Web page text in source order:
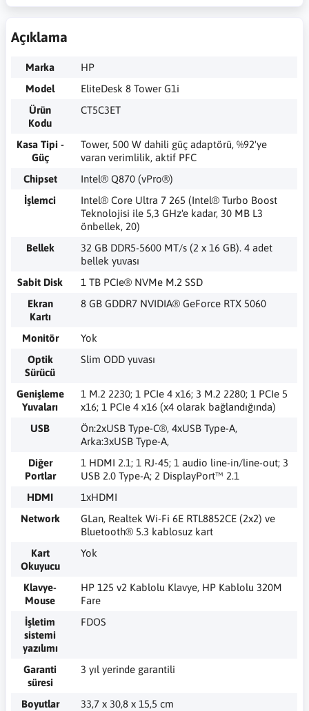
Açıklama
Marka
HP
Model
EliteDesk 8 Tower G1i
Ürün
Kodu
CT5C3ET
Kasa Tipi -
Güç
Tower, 500 W dahili güç adaptörü, %92'ye
varan verimlilik, aktif PFC
Chipset
Intel® Q870 (vPro®)
İşlemci
Intel® Core Ultra 7 265 (Intel® Turbo Boost
Teknolojisi ile 5,3 GHz'e kadar, 30 MB L3
önbellek, 20)
Bellek
32 GB DDR5-5600 MT/s (2 x 16 GB). 4 adet
bellek yuvası
Sabit Disk
1 TB PCIe® NVMe M.2 SSD
Ekran
Kartı
8 GB GDDR7 NVIDIA® GeForce RTX 5060
Monitör
Yok
Optik
Sürücü
Slim ODD yuvası
Genişleme
Yuvaları
1 M.2 2230; 1 PCIe 4 x16; 3 M.2 2280; 1 PCIe 5
x16; 1 PCIe 4 x16 (x4 olarak bağlandığında)
USB
Ön:2xUSB Type-C®, 4xUSB Type-A,
Arka:3xUSB Type-A,
Diğer
Portlar
1 HDMI 2.1; 1 RJ-45; 1 audio line-in/line-out; 3
USB 2.0 Type-A; 2 DisplayPort™ 2.1
HDMI
1xHDMI
Network
GLan, Realtek Wi-Fi 6E RTL8852CE (2x2) ve
Bluetooth® 5.3 kablosuz kart
Kart
Okuyucu
Yok
Klavye-
Mouse
HP 125 v2 Kablolu Klavye, HP Kablolu 320M
Fare
İşletim
sistemi
yazılımı
FDOS
Garanti
süresi
3 yıl yerinde garantili
Boyutlar
33,7 x 30,8 x 15,5 cm